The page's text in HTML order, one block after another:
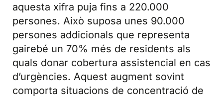
aquesta xifra puja fins a 220.000
persones. Això suposa unes 90.000
persones addicionals que representa
gairebé un 70% més de residents als
quals donar cobertura assistencial en cas
d’urgències. Aquest augment sovint
comporta situacions de concentració de